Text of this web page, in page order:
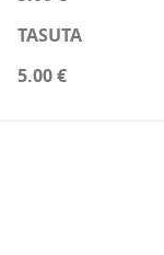
TASUTA
5.00 €